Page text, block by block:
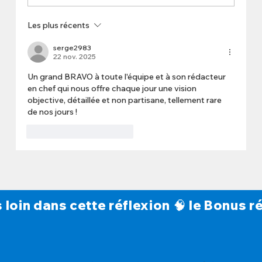
Les plus récents
serge2983
22 nov. 2025
Un grand BRAVO à toute l'équipe et à son rédacteur
en chef qui nous offre chaque jour une vision
objective, détaillée et non partisane, tellement rare
de nos jours !
loin dans cette réflexion 🧠 le Bonus